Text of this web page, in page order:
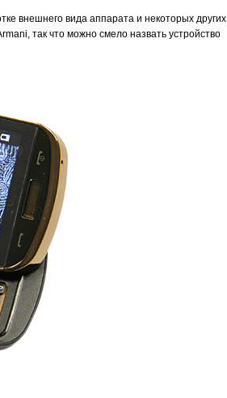
внешнего вида аппарата и некоторых других
так что можно смело назвать устройство